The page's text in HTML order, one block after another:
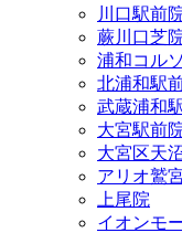
川口駅前
蕨川口芝
浦和コル
北浦和駅
武蔵浦和
大宮駅前
大宮区天
アリオ鷲
上尾院
イオンモ